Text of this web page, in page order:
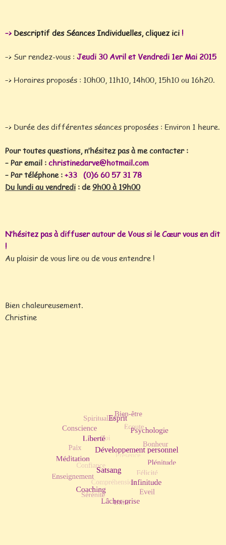
–> Descriptif des Séances Individuelles, cliquez ici !
–> Sur rendez-vous : Jeudi 30 Avril et Vendredi 1er Mai 2015
–> Horaires proposés : 10h00, 11h10, 14h00, 15h10 ou 16h20.
–> Durée des différentes séances proposées : Environ 1 heure.
Pour toutes questions, n’hésitez pas à me contacter :
– Par email :christinedarve@hotmail.com
– Par téléphone :+33 (0)6 60 57 31 78
Du lundi au vendredi : de9h00à 19h00
N’hésitez pas à diffuser autour de Vous si le Cœur vous en dit
!
Au plaisir de vous lire ou de vous entendre !
Bien chaleureusement.
Christine